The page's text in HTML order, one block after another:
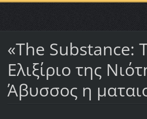
«The Substance:
Ελιξίριο της
Άβυσσος η